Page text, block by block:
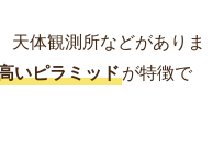
天体観測所などがありま
いピラミッドが特徴で